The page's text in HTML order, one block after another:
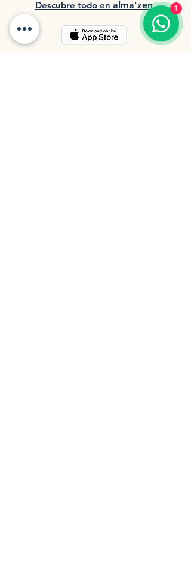
Descubre todo en a lma'zen 1